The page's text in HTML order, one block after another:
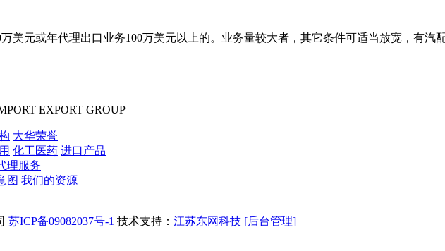
美元或年代理出口业务100万美元以上的。业务量较大者，其它条件可适当放宽，有汽
EXPORT GROUP
大华荣誉
化工医药 进口产品
理服务
图 我们的资源
苏ICP备09082037号-1 技术支持： 江苏东网科技 [后台管理]